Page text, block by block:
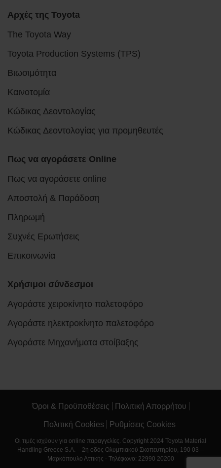
Αρχές της Toyota
The Toyota Way
Toyota Production Systems (TPS)
Βιωσιμότητα
Καινοτομία
Κώδικας Δεοντολογίας
Κώδικας Δεοντολογίας για προμηθευτές
Πως να αγοράσετε Online
Πως να αγοράσετε online
Αποστολή & Παράδοση
Πληρωμή
Συχνές Ερωτήσεις
Επικοινωνία
Χρήσιμοι σύνδεσμοι
Αγοράστε χειροκίνητο παλετοφόρο
Αγοράστε ηλεκτροκίνητο παλετοφόρο
Αγοράστε Μηχανήματα στοίβαξης
Όροι & Προϋποθέσεις Πολιτική Απορρήτου
Πολιτική Cookies Ρυθμίσεις Cookies
Οι τιμές ισχύουν για online παραγγελίες. Copyright 2024 Toyota Material
Handling Greece S.A. – 2η οδός Ολυμπιακού Σκοπευτηρίου, 190 03 –
Μαρκόπουλο Αττικής - Τηλέφωνο: 22990 20200